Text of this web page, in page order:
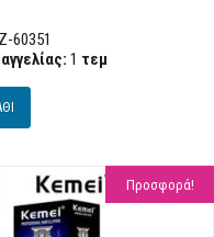
60351
1 τεμ
Προσφορά!